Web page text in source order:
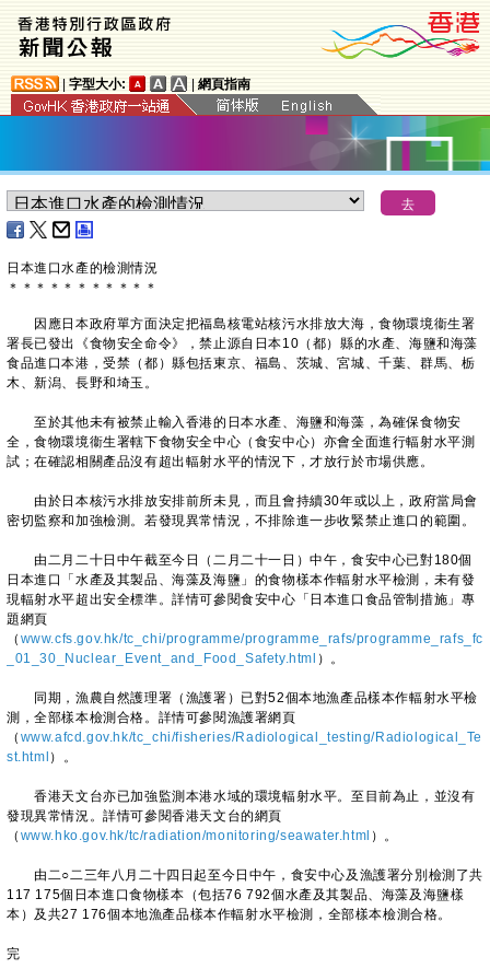
字型大小: 網頁指南
日本進口水產的檢測情況
＊ ＊ ＊ ＊ ＊ ＊ ＊ ＊ ＊ ＊ ＊
因應日本政府單方面決定把福島核電站核污水排放大海，食物環境衞生署
署長已發出《食物安全命令》，禁止源自日本10（都）縣的水產、海鹽和海藻
食品進口本港，受禁（都）縣包括東京、福島、茨城、宮城、千葉、群馬、栃
木、新潟、長野和埼玉。
至於其他未有被禁止輸入香港的日本水產、海鹽和海藻，為確保食物安
全，食物環境衞生署轄下食物安全中心（食安中心）亦會全面進行輻射水平測
試；在確認相關產品沒有超出輻射水平的情況下，才放行於市場供應。
由於日本核污水排放安排前所未見，而且會持續30年或以上，政府當局會
密切監察和加強檢測。若發現異常情況，不排除進一步收緊禁止進口的範圍。
由二月二十日中午截至今日（二月二十一日）中午，食安中心已對180個
日本進口「水產及其製品、海藻及海鹽」的食物樣本作輻射水平檢測，未有發
現輻射水平超出安全標準。詳情可參閱食安中心「日本進口食品管制措施」專
題網頁
（ www.cfs.gov.hk/tc_chi/programme/programme_rafs/programme_rafs_fc
_01_30_Nuclear_Event_and_Food_Safety.html ）。
同期，漁農自然護理署（漁護署）已對52個本地漁產品樣本作輻射水平檢
測，全部樣本檢測合格。詳情可參閱漁護署網頁
（ www.afcd.gov.hk/tc_chi/fisheries/Radiological_testing/Radiological_Te
st.html ）。
香港天文台亦已加強監測本港水域的環境輻射水平。至目前為止，並沒有
發現異常情況。詳情可參閱香港天文台的網頁
（ www.hko.gov.hk/tc/radiation/monitoring/seawater.html ）。
由二○二三年八月二十四日起至今日中午，食安中心及漁護署分別檢測了共
117 175個日本進口食物樣本（包括76 792個水產及其製品、海藻及海鹽樣
本）及共27 176個本地漁產品樣本作輻射水平檢測，全部樣本檢測合格。
完